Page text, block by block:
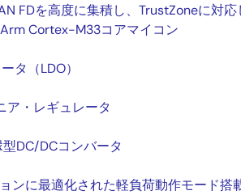
FDを高度に集積し、TrustZoneに対応
Cortex-M33コアマイコン
タ（LDO）
・レギュレータ
DC/DCコンバータ
ンに最適化された軽負荷動作モード搭